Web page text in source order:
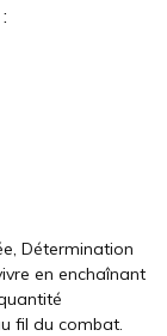
Détermination
en enchaînant
fil du combat.